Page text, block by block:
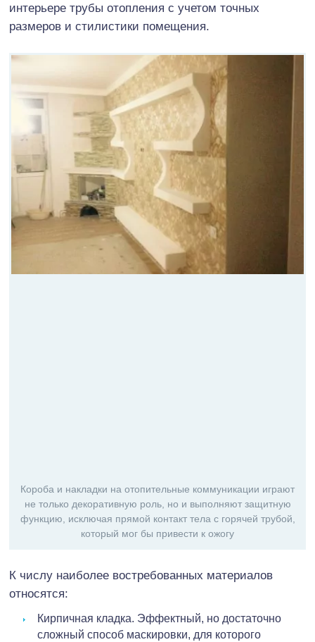
интерьере трубы отопления с учетом точных
размеров и стилистики помещения.
Короба и накладки на отопительные коммуникации играют
не только декоративную роль, но и выполняют защитную
функцию, исключая прямой контакт тела с горячей трубой,
который мог бы привести к ожогу
К числу наиболее востребованных материалов
относятся:
Кирпичная кладка. Эффектный, но достаточно
сложный способ маскировки, для которого